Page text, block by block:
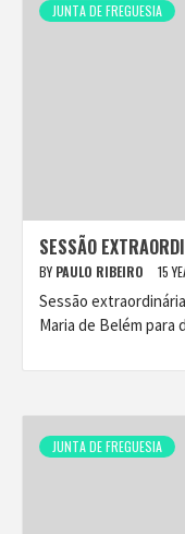
JUNTA DE FREGUESIA
SESSÃO
BY PAULO RIBEIRO 15
Sessão
Maria de Belém para
JUNTA DE FREGUESIA